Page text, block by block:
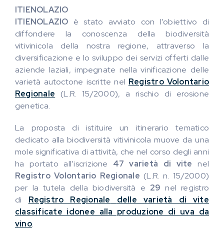
ITIENOLAZIO
ITIENOLAZIO è stato avviato con l’obiettivo di
diffondere la conoscenza della biodiversità
vitivinicola della nostra regione, attraverso la
diversificazione e lo sviluppo dei servizi offerti dalle
aziende laziali, impegnate nella vinificazione delle
varietà autoctone iscritte nel Registro Volontario
Regionale (L.R. 15/2000), a rischio di erosione
genetica.
La proposta di istituire un itinerario tematico
dedicato alla biodiversità vitivinicola muove da una
mole significativa di attività, che nel corso degli anni
ha portato all’iscrizione 47 varietà di vite nel
Registro Volontario Regionale (L.R. n. 15/2000)
per la tutela della biodiversità e 29 nel registro
di Registro Regionale
delle varietà di vite
classificate idonee alla produzione di uva da
vino.